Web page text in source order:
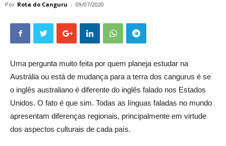
Por Rota do Canguru - 09/07/2020
Uma pergunta muito feita por quem planeja estudar na
Austrália ou está de mudança para a terra dos cangurus é se
o inglês australiano é diferente do inglês falado nos Estados
Unidos. O fato é que sim. Todas as línguas faladas no mundo
apresentam diferenças regionais, principalmente em virtude
dos aspectos culturais de cada país.